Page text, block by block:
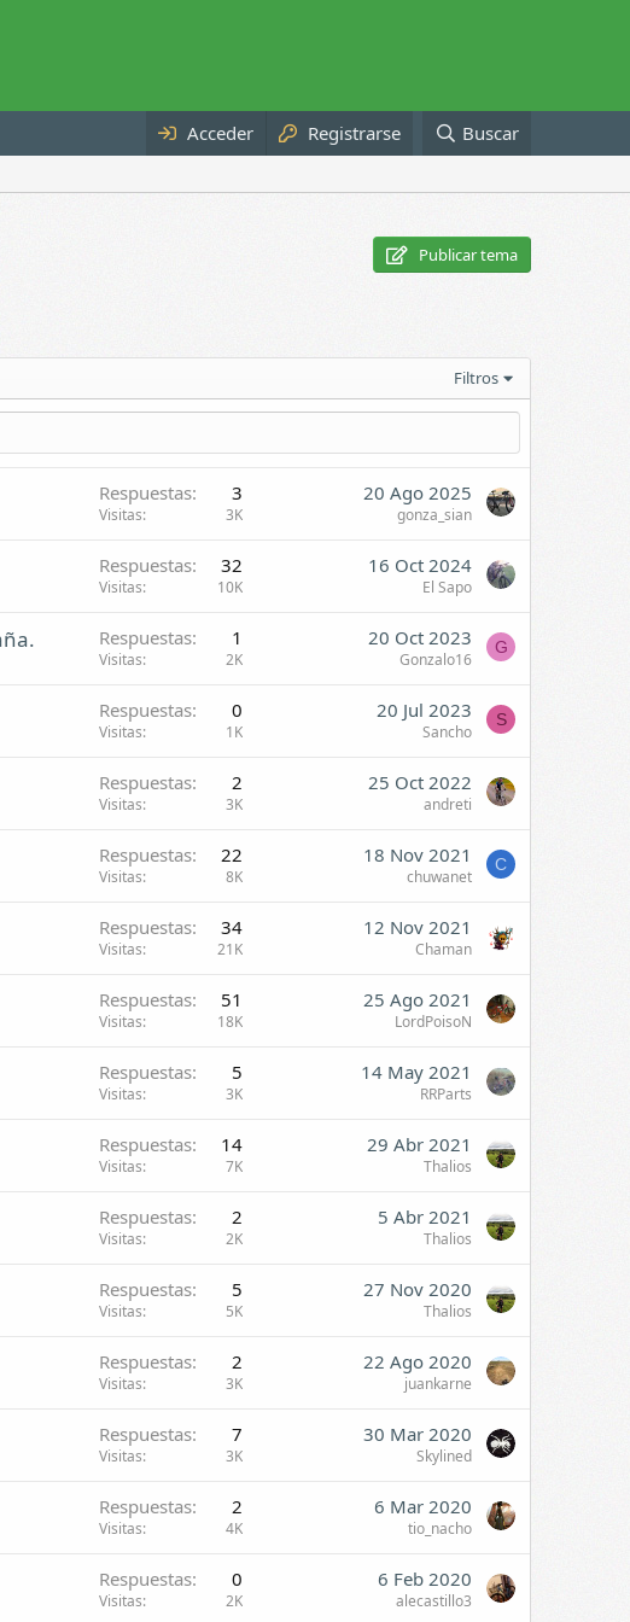
Acceder Registrarse Buscar
Publicar tema
Filtros
Respuestas 3
Visitas 3K
20 Ago 2025
gonza_sian
Respuestas 32
Visitas 10K
16 Oct 2024
El Sapo
Respuestas 1
Visitas 2K
20 Oct 2023
Gonzalo16
G
Respuestas 0
Visitas 1K
20 Jul 2023
Sancho
S
Respuestas 2
Visitas 3K
25 Oct 2022
andreti
Respuestas 22
Visitas 8K
18 Nov 2021
chuwanet
C
Respuestas 34
Visitas 21K
12 Nov 2021
Chaman
Respuestas 51
Visitas 18K
25 Ago 2021
LordPoisoN
Respuestas 5
Visitas 3K
14 May 2021
RRParts
Respuestas 14
Visitas 7K
29 Abr 2021
Thalios
Respuestas 2
Visitas 2K
5 Abr 2021
Thalios
Respuestas 5
Visitas 5K
27 Nov 2020
Thalios
Respuestas 2
Visitas 3K
22 Ago 2020
juankarne
Respuestas 7
Visitas 3K
30 Mar 2020
Skylined
Respuestas 2
Visitas 4K
6 Mar 2020
tio_nacho
Respuestas 0
Visitas 2K
6 Feb 2020
alecastillo3